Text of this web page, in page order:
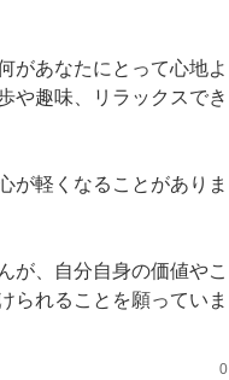
があなたにとって心地よ
や趣味、リラックスでき
が軽くなることがありま
が、自分自身の価値やこ
られることを願っていま
0